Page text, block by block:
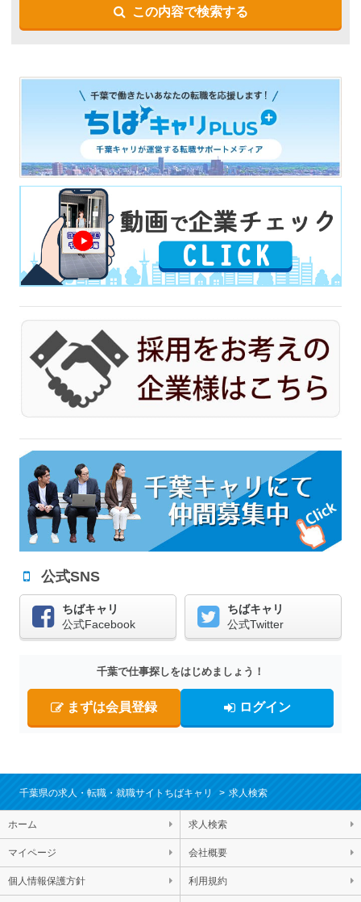
この内容で検索する
公式SNS
ちばキャリ
公式Facebook
ちばキャリ
公式Twitter
千葉で仕事探しをはじめましょう！
まずは会員登録 ログイン
千葉県の求人・転職・就職サイトちばキャリ 求人検索
ホーム 求人検索
マイページ 会社概要
個人情報保護方針 利用規約